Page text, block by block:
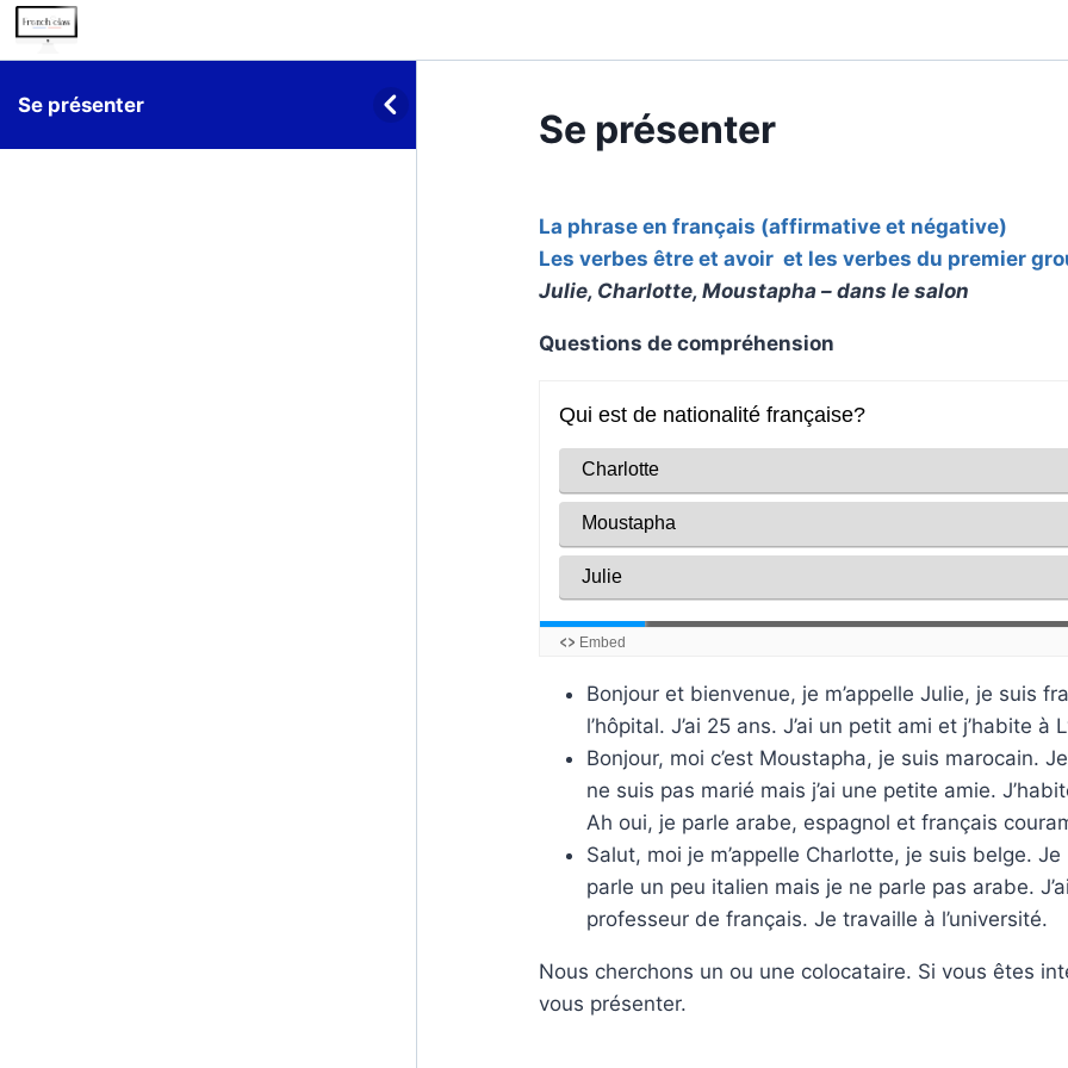
Se présenter
Se présenter
La phrase en français (affirmative et négative)
Les verbes être et avoir et les verbes du premier
Julie, Charlotte, Moustapha – dans le salon
Questions de compréhension
Bonjour et bienvenue, je m’appelle Julie, je suis
l’hôpital. J’ai 25 ans. J’ai un petit ami et j’habite à
Bonjour, moi c’est Moustapha, je suis marocain.
ne suis pas marié mais j’ai une petite amie.
Ah oui, je parle arabe, espagnol et français
Salut, moi je m’appelle Charlotte, je suis belge.
parle un peu italien mais je ne parle pas arabe.
professeur de français. Je travaille à l’université.
Nous cherchons un ou une colocataire. Si vous êtes
vous présenter.